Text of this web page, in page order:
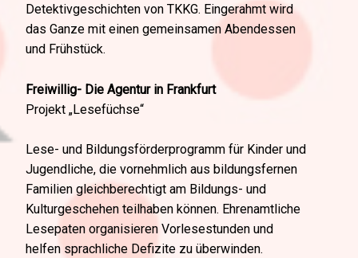
Detektivgeschichten von TKKG. Eingerahmt wird
das Ganze mit einen gemeinsamen Abendessen
und Frühstück.
Freiwillig- Die Agentur in Frankfurt
Projekt „Lesefüchse“
Lese- und Bildungsförderprogramm für Kinder und
Jugendliche, die vornehmlich aus bildungsfernen
Familien gleichberechtigt am Bildungs- und
Kulturgeschehen teilhaben können. Ehrenamtliche
Lesepaten organisieren Vorlesestunden und
helfen sprachliche Defizite zu überwinden.